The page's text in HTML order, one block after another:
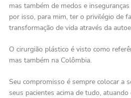
mas também de medos e
por isso, para mim, ter o privilégio de
transformação de vida através da
O cirurgião plástico é visto como
mas também na Colômbia.
Seu compromisso é sempre colocar a
seus pacientes acima de tudo, atuando